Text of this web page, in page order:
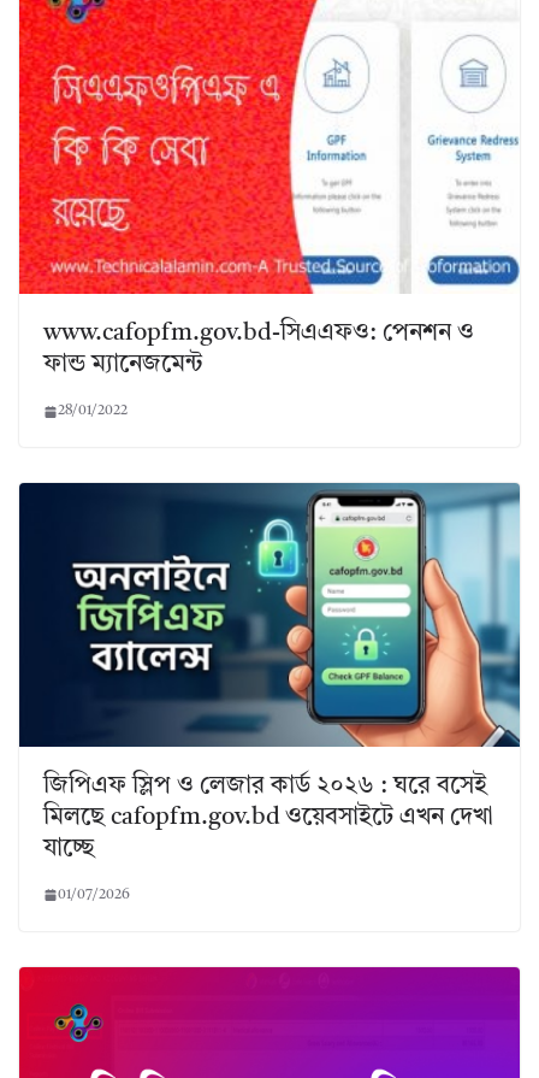
www.cafopfm.gov.bd-সিএএফও: পেনশন ও
ফান্ড ম্যানেজমেন্ট
28/01/2022
জিপিএফ স্লিপ ও লেজার কার্ড ২০২৬ : ঘরে বসেই
মিলছে cafopfm.gov.bd ওয়েবসাইটে এখন দেখা
যাচ্ছে
01/07/2026